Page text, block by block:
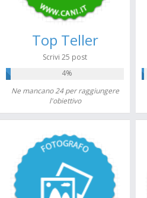
Top Teller
Scrivi 25 post
4%
Ne mancano 24 per raggiungere
l'obiettivo